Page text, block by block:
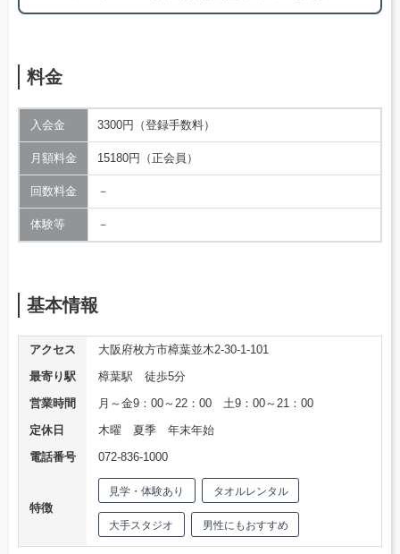
料金
入会金 3300円（登録手数料）
月額料金 15180円（正会員）
回数料金 －
体験等 －
基本情報
アクセス
大阪府枚方市樟葉並木2-30-1-101
最寄り駅
樟葉駅 徒歩5分
営業時間
月～金9：00～22：00 土9：00～21：00
定休日
木曜 夏季 年末年始
電話番号
072-836-1000
特徴
見学・体験あり タオルレンタル
大手スタジオ 男性にもおすすめ